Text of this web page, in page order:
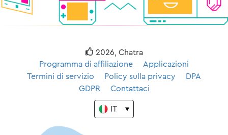
2026, Chatra
Programma di affiliazione
Applicazioni
Termini di servizio
Policy sulla privacy
DPA
GDPR
Contattaci
IT